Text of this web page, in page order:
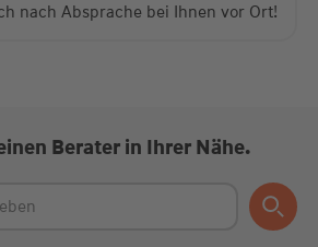
nach Absprache bei Ihnen vor Ort!
Berater in Ihrer Nähe.